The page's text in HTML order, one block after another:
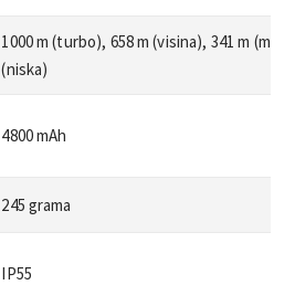
1000 m (turbo), 658 m (visina), 341 m
(niska)
4800 mAh
245 grama
IP55